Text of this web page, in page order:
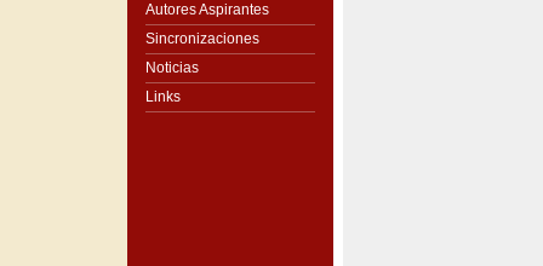
Autores Aspirantes
Sincronizaciones
Noticias
Links